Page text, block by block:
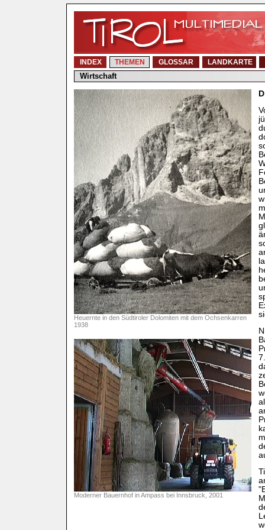
INDEX THEMEN GLOSSAR LANDKARTE
Wirtschaft
Heuernte in den Südtiroler Dolomiten mit dem Ochsenkarren
1938
Moderner Bauernhof in Ampass bei Innsbruck, 2001